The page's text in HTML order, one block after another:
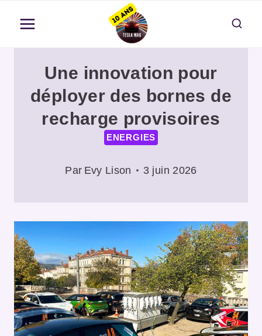
contenu
Une innovation pour
déployer des bornes de
recharge provisoires
ENERGIES
Par Evy Lison 3 juin 2026